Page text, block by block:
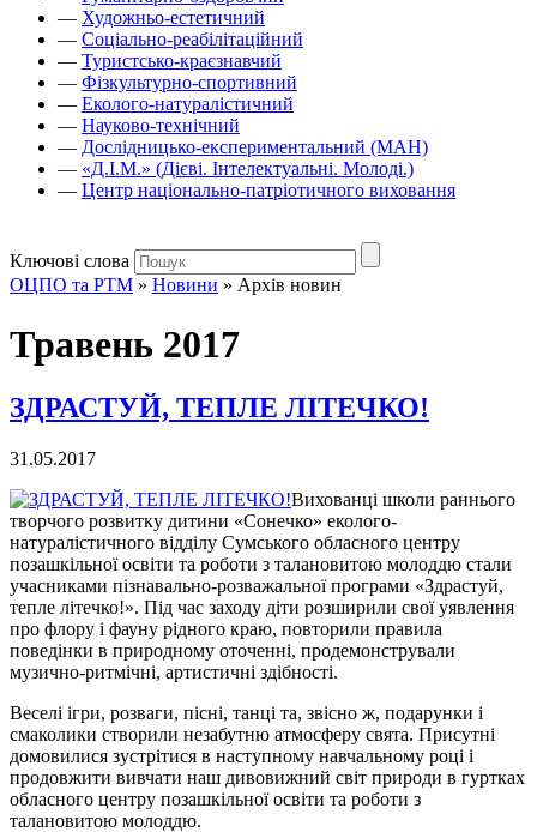
— Художньо-естетичний
— Соціально-реабілітаційний
— Туристсько-краєзнавчий
— Фізкультурно-спортивний
— Еколого-натуралістичний
— Науково-технічний
— Дослідницько-експериментальний (МАН)
— «Д.І.М.» (Дієві. Інтелектуальні. Молоді.)
— Центр національно-патріотичного виховання
Ключові слова
ОЦПО та РТМ » Новини » Архів новин
Травень 2017
ЗДРАСТУЙ, ТЕПЛЕ ЛІТЕЧКО!
31.05.2017
Вихованці школи раннього
творчого розвитку дитини «Сонечко» еколого-
натуралістичного відділу Сумського обласного центру
позашкільної освіти та роботи з талановитою молоддю стали
учасниками пізнавально-розважальної програми «Здрастуй,
тепле літечко!». Під час заходу діти розширили свої уявлення
про флору і фауну рідного краю, повторили правила
поведінки в природному оточенні, продемонстрували
музично-ритмічні, артистичні здібності.
Веселі ігри, розваги, пісні, танці та, звісно ж, подарунки і
смаколики створили незабутню атмосферу свята. Присутні
домовилися зустрітися в наступному навчальному році і
продовжити вивчати наш дивовижний світ природи в гуртках
обласного центру позашкільної освіти та роботи з
талановитою молоддю.